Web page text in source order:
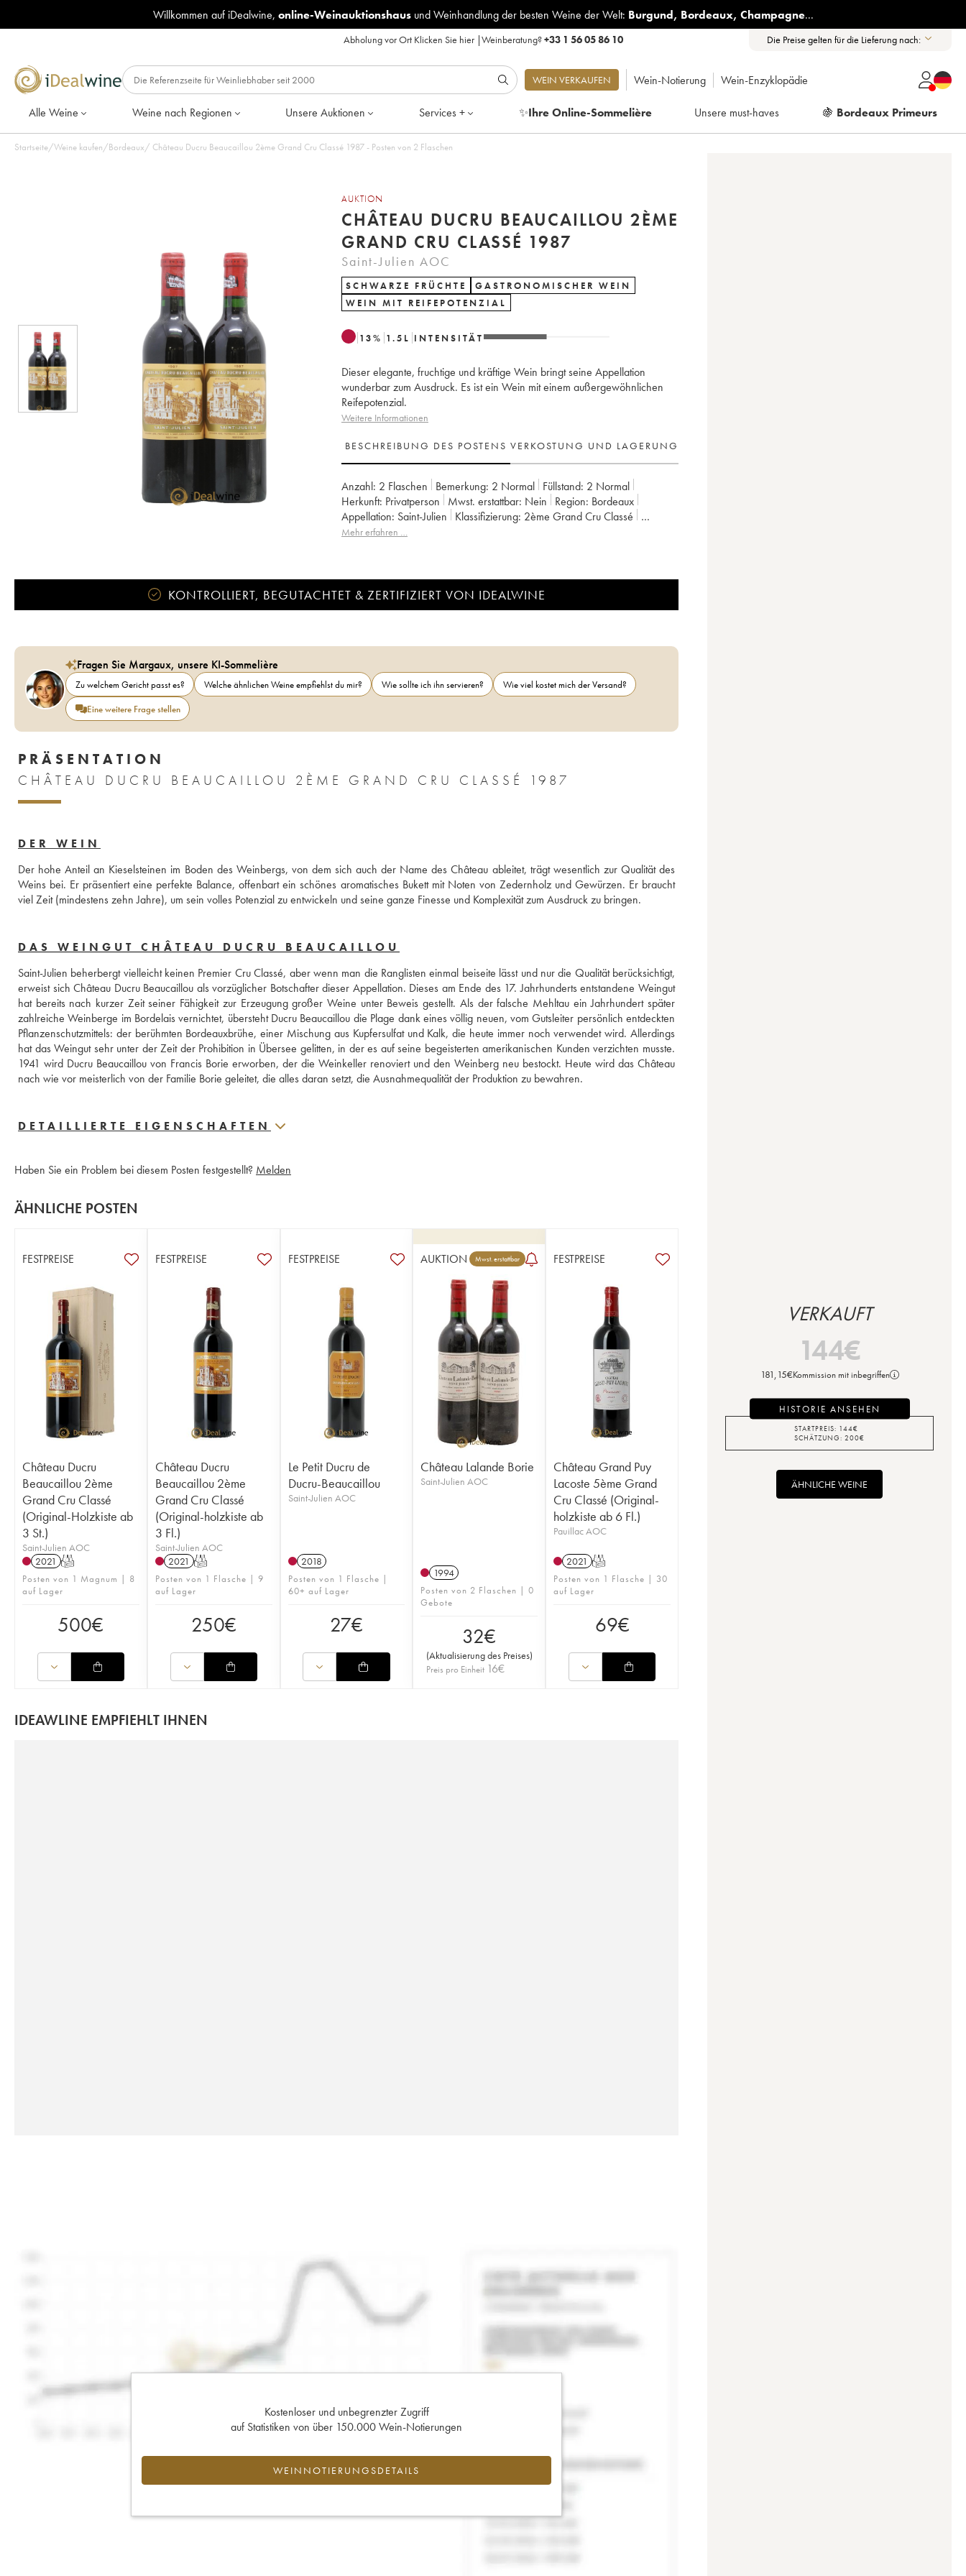
Willkommen auf iDealwine, online-Weinauktionshausund Weinhandlung der besten Weine der Welt: Burgund, Bordeaux, Champagne...
Abholung vor Ort Klicken Sie hier|Weinberatung?+33 1 56 05 86 10 Die Preise gelten für die Lieferung nach:
WEIN VERKAUFEN Wein-Notierung Wein-Enzyklopädie
Alle Weine Weine nach Regionen Unsere Auktionen Services + ✨Ihre Online-Sommelière Unsere must-haves 🍇 Bordeaux Primeurs
Startseite/Weine kaufen/Bordeaux/ Château Ducru Beaucaillou 2ème Grand Cru Classé 1987 - Posten von 2 Flaschen
AUKTION
CHÂTEAU DUCRU BEAUCAILLOU 2ÈME
GRAND CRU CLASSÉ 1987
Saint-Julien AOC
SCHWARZE FRÜCHTE
GASTRONOMISCHER WEIN
WEIN MIT REIFEPOTENZIAL
13% 1.5 L INTENSITÄT
Dieser elegante, fruchtige und kräftige Wein bringt seine Appellation
wunderbar zum Ausdruck. Es ist ein Wein mit einem außergewöhnlichen
Reifepotenzial.
Weitere Informationen
BESCHREIBUNG DES POSTENS VERKOSTUNG UND LAGERUNG
Anzahl: 2 Flaschen Bemerkung: 2 Normal Füllstand: 2 Normal
Herkunft:
privatperson Mwst. erstattbar: nein Region:
Bordeaux
Appellation:
Saint-Julien Klassifizierung:
2ème Grand Cru Classé
Eigentümer:
Famille Borie
Mehr erfahren …
KONTROLLIERT, BEGUTACHTET & ZERTIFIZIERT VON IDEALWINE
Fragen Sie Margaux, unsere KI-Sommelière
Zu welchem Gericht passt es? Welche ähnlichen Weine empfiehlst du mir? Wie sollte ich ihn servieren?
Wie viel kostet mich der Versand?
Eine weitere Frage stellen
PRÄSENTATION
CHÂTEAU DUCRU BEAUCAILLOU 2ÈME GRAND CRU CLASSÉ 1987
DER WEIN
Der hohe Anteil an Kieselsteinen im Boden des Weinbergs, von dem sich auch der Name des Château ableitet, trägt wesentlich zur Qualität des
Weins bei. Er präsentiert eine perfekte Balance, offenbart ein schönes aromatisches Bukett mit Noten von Zedernholz und Gewürzen. Er braucht
viel Zeit (mindestens zehn Jahre), um sein volles Potenzial zu entwickeln und seine ganze Finesse und Komplexität zum Ausdruck zu bringen.
DAS WEINGUT CHÂTEAU DUCRU BEAUCAILLOU
Saint-Julien beherbergt vielleicht keinen Premier Cru Classé, aber wenn man die Ranglisten einmal beiseite lässt und nur die Qualität berücksichtigt,
erweist sich Château Ducru Beaucaillou als vorzüglicher Botschafter dieser Appellation. Dieses am Ende des 17. Jahrhunderts entstandene Weingut
hat bereits nach kurzer Zeit seiner Fähigkeit zur Erzeugung großer Weine unter Beweis gestellt. Als der falsche Mehltau ein Jahrhundert später
zahlreiche Weinberge im Bordelais vernichtet, übersteht Ducru Beaucaillou die Plage dank eines völlig neuen, vom Gutsleiter persönlich entdeckten
Pflanzenschutzmittels: der berühmten Bordeauxbrühe, einer Mischung aus Kupfersulfat und Kalk, die heute immer noch verwendet wird. Allerdings
hat das Weingut sehr unter der Zeit der Prohibition in Übersee gelitten, in der es auf seine begeisterten amerikanischen Kunden verzichten musste.
1941 wird Ducru Beaucaillou von Francis Borie erworben, der die Weinkeller renoviert und den Weinberg neu bestockt. Heute wird das Château
nach wie vor meisterlich von der Familie Borie geleitet, die alles daran setzt, die Ausnahmequalität der Produktion zu bewahren.
DETAILLIERTE EIGENSCHAFTEN
Haben Sie ein Problem bei diesem Posten festgestellt? Melden
ÄHNLICHE POSTEN
FESTPREISE
Château Ducru
Beaucaillou 2ème
Grand Cru Classé
(Original-Holzkiste ab
3 St.)
Saint-Julien AOC
2021 T
Posten von 1 Magnum | 8
auf Lager
500€
FESTPREISE
Château Ducru
Beaucaillou 2ème
Grand Cru Classé
(Original-holzkiste ab
3 Fl.)
Saint-Julien AOC
2021 T
Posten von 1 Flasche | 9
auf Lager
250€
FESTPREISE
Le Petit Ducru de
Ducru-Beaucaillou
Saint-Julien AOC
2018
Posten von 1 Flasche |
60+ auf Lager
27€
AUKTION Mwst. erstattbar
Château Lalande Borie
Saint-Julien AOC
1994
Posten von 2 Flaschen | 0
Gebote
32€
(Aktualisierung des Preises)
Preis pro Einheit 16€
FESTPREISE
Château Grand Puy
Lacoste 5ème Grand
Cru Classé (Original-
holzkiste ab 6 Fl.)
Pauillac AOC
2021 T
Posten von 1 Flasche | 30
auf Lager
69€
IDEAWLINE EMPFIEHLT IHNEN
Kostenloser und unbegrenzter Zugriff
auf Statistiken von über 150.000 Wein-Notierungen
WEINNOTIERUNGSDETAILS
VERKAUFT
144€
181,15€Kommission mit inbegriffen
HISTORIE ANSEHEN
STARTPREIS: 144€
SCHÄTZUNG: 200€
ÄHNLICHE WEINE